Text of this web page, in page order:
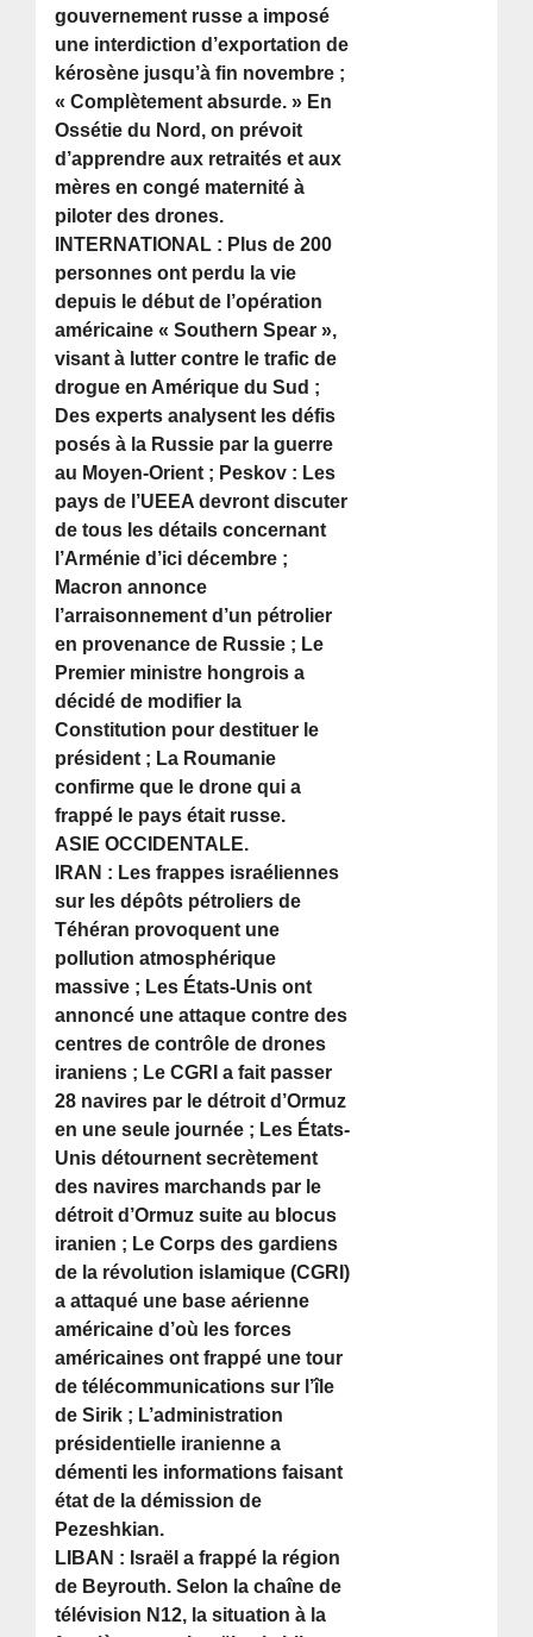
gouvernement russe a imposé
une interdiction d’exportation de
kérosène jusqu’à fin novembre ;
« Complètement absurde. » En
Ossétie du Nord, on prévoit
d’apprendre aux retraités et aux
mères en congé maternité à
piloter des drones.
INTERNATIONAL : Plus de 200
personnes ont perdu la vie
depuis le début de l’opération
américaine « Southern Spear »,
visant à lutter contre le trafic de
drogue en Amérique du Sud ;
Des experts analysent les défis
posés à la Russie par la guerre
au Moyen-Orient ; Peskov : Les
pays de l’UEEA devront discuter
de tous les détails concernant
l’Arménie d’ici décembre ;
Macron annonce
l’arraisonnement d’un pétrolier
en provenance de Russie ; Le
Premier ministre hongrois a
décidé de modifier la
Constitution pour destituer le
président ; La Roumanie
confirme que le drone qui a
frappé le pays était russe.
ASIE OCCIDENTALE.
IRAN : Les frappes israéliennes
sur les dépôts pétroliers de
Téhéran provoquent une
pollution atmosphérique
massive ; Les États-Unis ont
annoncé une attaque contre des
centres de contrôle de drones
iraniens ; Le CGRI a fait passer
28 navires par le détroit d’Ormuz
en une seule journée ; Les États-
Unis détournent secrètement
des navires marchands par le
détroit d’Ormuz suite au blocus
iranien ; Le Corps des gardiens
de la révolution islamique (CGRI)
a attaqué une base aérienne
américaine d’où les forces
américaines ont frappé une tour
de télécommunications sur l’île
de Sirik ; L’administration
présidentielle iranienne a
démenti les informations faisant
état de la démission de
Pezeshkian.
LIBAN : Israël a frappé la région
de Beyrouth. Selon la chaîne de
télévision N12, la situation à la